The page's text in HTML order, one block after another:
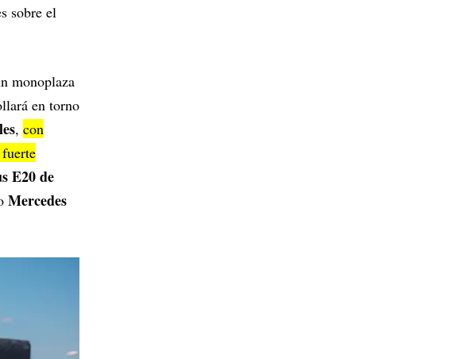
sobre el
monoplaza
en torno
, con
E20 de
Mercedes